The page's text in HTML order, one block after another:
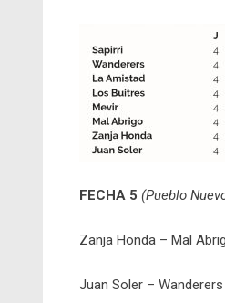
FECHA 5 (Pueblo
Zanja Honda – Mal
Juan Soler – Wanderers